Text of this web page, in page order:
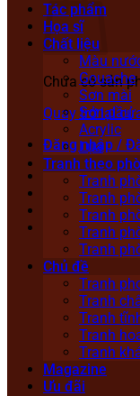
Chưa có sản
Quay trở lại
Đăng nhập /
Tác phẩm
Họa sĩ
Chất liệu
Màu
Gouache
Sơn mài
Sơn dầu
Acrylic
Lụa
Tranh theo
Tranh
Tranh
Tranh
Tranh
Tranh
Chủ đề
Tranh
Tranh
Tranh
Tranh
Tranh
Magazine
Ưu đãi